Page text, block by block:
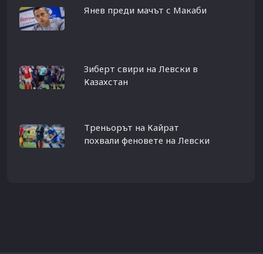
Янев преди мачът с Макаби
Зиберт свири на Левски в
Казахстан
Треньорът на Кайрат
похвали феновете на Левски